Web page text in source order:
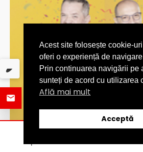
Acest site folosește cookie-
oferi o experiență de
Prin continuarea navigării pe
sunteți de acord cu utilizarea
Află mai mult
Acceptă